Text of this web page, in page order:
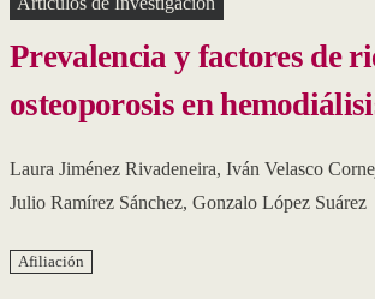
Prevalencia y factores de
osteoporosis en
Laura Jiménez Rivadeneira, Iván Velasco
Julio Ramírez Sánchez, Gonzalo López Suárez
Afiliación